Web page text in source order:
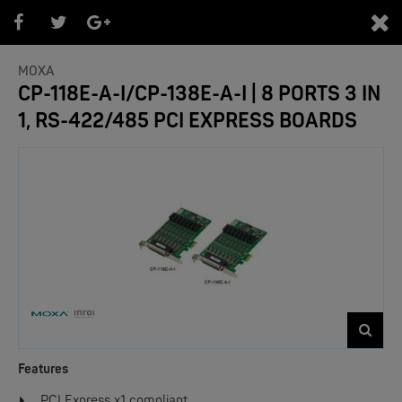
MOXA
CP-118E-A-I/CP-138E-A-I | 8 PORTS 3 IN
1, RS-422/485 PCI EXPRESS BOARDS
Features